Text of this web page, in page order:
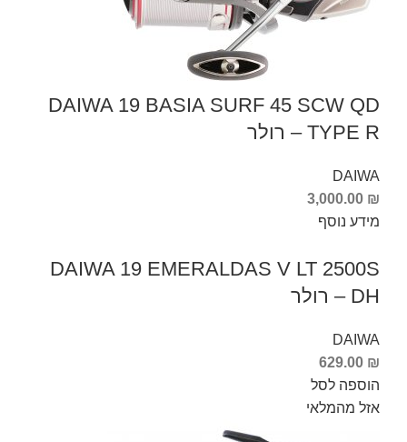
DAIWA 19 BASIA SURF 45 SCW QD
TYPE R – רולר
DAIWA
3,000.00 ₪
מידע נוסף
DAIWA 19 EMERALDAS V LT 2500S
DH – רולר
DAIWA
629.00 ₪
הוספה לסל
אזל מהמלאי